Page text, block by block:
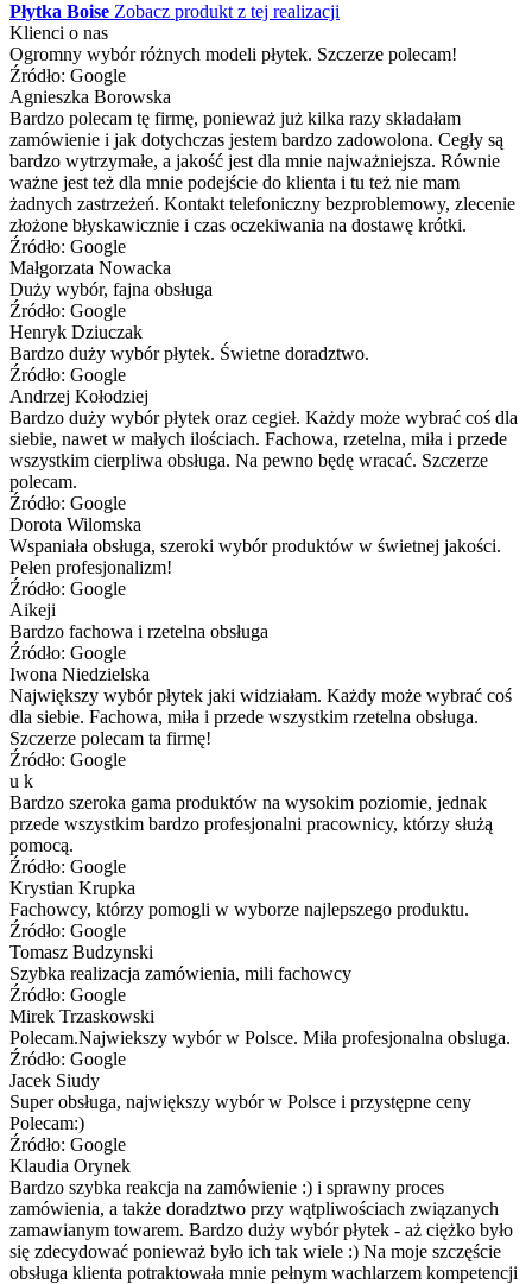
Płytka Boise Zobacz produkt z tej realizacji
Klienci o nas
Ogromny wybór różnych modeli płytek. Szczerze polecam!
Źródło: Google
Agnieszka Borowska
Bardzo polecam tę firmę, ponieważ już kilka razy składałam
zamówienie i jak dotychczas jestem bardzo zadowolona. Cegły są
bardzo wytrzymałe, a jakość jest dla mnie najważniejsza. Równie
ważne jest też dla mnie podejście do klienta i tu też nie mam
żadnych zastrzeżeń. Kontakt telefoniczny bezproblemowy, zlecenie
złożone błyskawicznie i czas oczekiwania na dostawę krótki.
Źródło: Google
Małgorzata Nowacka
Duży wybór, fajna obsługa
Źródło: Google
Henryk Dziuczak
Bardzo duży wybór płytek. Świetne doradztwo.
Źródło: Google
Andrzej Kołodziej
Bardzo duży wybór płytek oraz cegieł. Każdy może wybrać coś dla
siebie, nawet w małych ilościach. Fachowa, rzetelna, miła i przede
wszystkim cierpliwa obsługa. Na pewno będę wracać. Szczerze
polecam.
Źródło: Google
Dorota Wilomska
Wspaniała obsługa, szeroki wybór produktów w świetnej jakości.
Pełen profesjonalizm!
Źródło: Google
Aikeji
Bardzo fachowa i rzetelna obsługa
Źródło: Google
Iwona Niedzielska
Największy wybór płytek jaki widziałam. Każdy może wybrać coś
dla siebie. Fachowa, miła i przede wszystkim rzetelna obsługa.
Szczerze polecam ta firmę!
Źródło: Google
u k
Bardzo szeroka gama produktów na wysokim poziomie, jednak
przede wszystkim bardzo profesjonalni pracownicy, którzy służą
pomocą.
Źródło: Google
Krystian Krupka
Fachowcy, którzy pomogli w wyborze najlepszego produktu.
Źródło: Google
Tomasz Budzynski
Szybka realizacja zamówienia, mili fachowcy
Źródło: Google
Mirek Trzaskowski
Polecam.Najwiekszy wybór w Polsce. Miła profesjonalna obsluga.
Źródło: Google
Jacek Siudy
Super obsługa, największy wybór w Polsce i przystępne ceny
Polecam:)
Źródło: Google
Klaudia Orynek
Bardzo szybka reakcja na zamówienie :) i sprawny proces
zamówienia, a także doradztwo przy wątpliwościach związanych
zamawianym towarem. Bardzo duży wybór płytek - aż ciężko było
się zdecydować ponieważ było ich tak wiele :) Na moje szczęście
obsługa klienta potraktowała mnie pełnym wachlarzem kompetencji